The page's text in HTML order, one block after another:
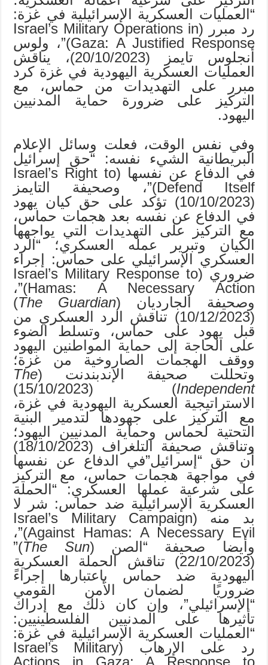
“العمليات العسكرية الإسرائيلية في غزة:
رد مبرر (Israel’s Military Operations in
Gaza: A Justified Response)”، ولوس
أنجلوس تايمز (20/10/2023)، يناقش
العمليات العسكرية اليهودية في غزة كرد
مبرر على التهديدات من حماس، مع
التركيز على ضرورة حماية المدنيين
اليهود.
وفي نفس الوقت، فعلت وسائل الإعلام
البريطانية الشيء نفسه: “حق إسرائيل
في الدفاع عن نفسها (Israel’s Right to
Defend Itself)”، وصحيفة التايمز
(10/10/2023) تؤكد على حق كيان يهود
في الدفاع عن نفسه بعد هجمات حماس،
مع التركيز على التهديدات التي يواجهها
الكيان وتبرير عمله العسكري؛ “الرد
العسكري الإسرائيلي على حماس: إجراء
ضروري (Israel’s Military Response to
Hamas: A Necessary Action)”،
وصحيفة الجارديان (The Guardian
)
(10/12/2023) تناقش الرد العسكري من
قبل يهود على حماس، وتسلط الضوء
على الحاجة إلى حماية المواطنين اليهود
ووقف الهجمات الصاروخية من غزة؛
وتحللت صحيفة الإندبندنت (The
Independent
) (15/10/2023)
الاستراتيجية العسكرية اليهودية في غزة،
مع التركيز على جهودها لتدمير البنية
التحتية لحماس وحماية المدنيين اليهود؛
وتناقش صحيفة التلغراف (18/10/2023)
أن حق “إسرائيل”في الدفاع عن نفسها
في مواجهة هجمات حماس، مع التركيز
على شرعية عملها العسكري: “الحملة
العسكرية الإسرائيلية ضد حماس: شر لا
بد منه (Israel’s Military Campaign
Against Hamas: A Necessary Evil)”،
وأيضا صحيفة “الصن (The Sun
)”
(22/10/2023) تناقش الحملة العسكرية
اليهودية ضد حماس باعتبارها إجراءً
ضروريًا لضمان الأمن القومي
“الإسرائيلي”، وإن كان ذلك مع إدراك
تأثيرها على المدنيين الفلسطينيين:
“العمليات العسكرية الإسرائيلية في غزة:
رد على الإرهاب (Israel’s Military
Actions in Gaza: A Response to